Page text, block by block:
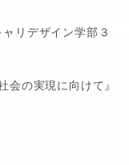
リデザイン学部３
会の実現に向けて』